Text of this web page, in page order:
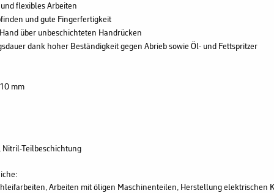
flexibles Arbeiten
und gute Fingerfertigkeit
über unbeschichteten Handrücken
dank hoher Beständigkeit gegen Abrieb sowie Öl- und Fettspritzer
mm
Nitril-Teilbeschichtung
Arbeiten mit öligen Maschinenteilen, Herstellung